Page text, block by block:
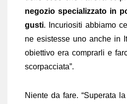
negozio specializzato in
gusti. Incuriositi abbiamo
ne esistesse uno anche in
obiettivo era comprarli e
scorpacciata”.
Niente da fare. “Superata